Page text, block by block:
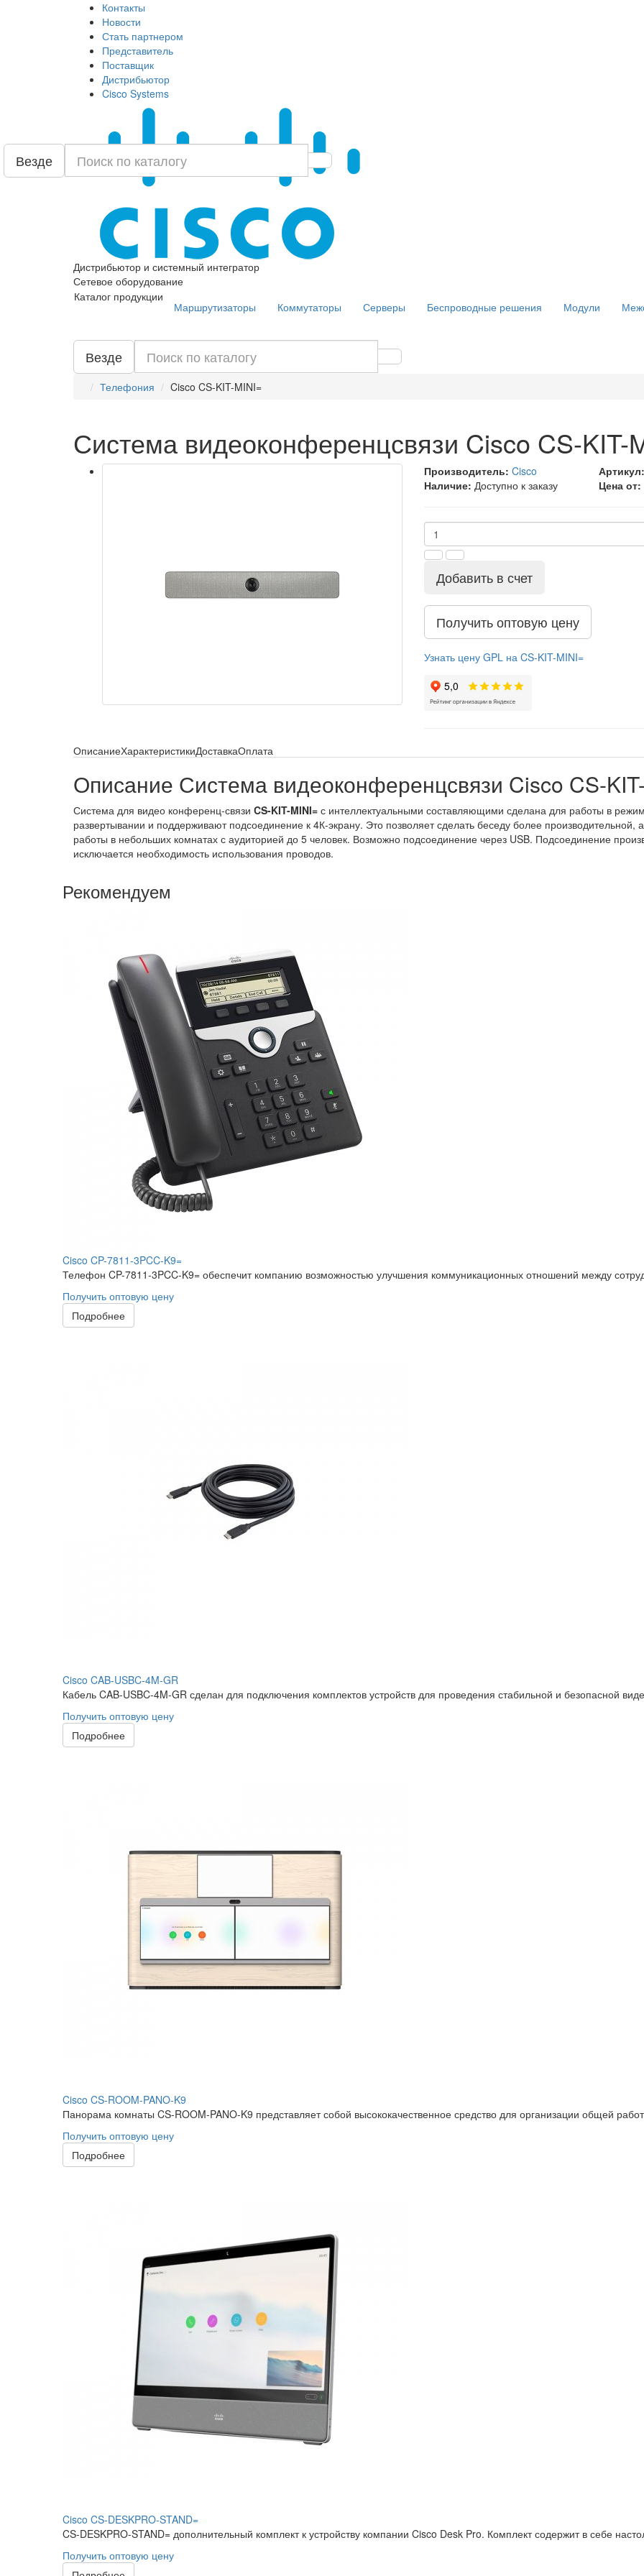
Контакты
Новости
Стать партнером
Представитель
Поставщик
Дистрибьютор
Cisco Systems
Дистрибьютор и системный интегратор
Сетевое оборудование
Везде
Каталог продукции
Маршрутизаторы Коммутаторы Серверы Беспроводные решения Модули
Везде
Телефония Cisco CS-KIT-MINI=
Система видеоконференцсвязи Cisco CS-KIT-
Производитель: Cisco Артикул:
Наличие: Доступно к заказу Цена от:
Добавить в счет
Получить оптовую цену
Узнать цену GPL на CS-KIT-MINI=
ОписаниеХарактеристикиДоставкаОплата
Описание Система видеоконференцсвязи Cisco CS-
Система для видео конференц-связи CS-KIT-MINI= с интеллектуальными составляющими сделана для работы в
развертывании и поддерживают подсоединение к 4К-экрану. Это позволяет сделать беседу более
работы в небольших комнатах с аудиторией до 5 человек. Возможно подсоединение через USB. Подсоединение
исключается необходимость использования проводов.
Рекомендуем
Cisco CP-7811-3PCC-K9=
Телефон CP-7811-3PCC-K9= обеспечит компанию возможностью улучшения коммуникационных отношений между
Получить оптовую цену
Подробнее
Cisco CAB-USBC-4M-GR
Кабель CAB-USBC-4M-GR сделан для подключения комплектов устройств для проведения стабильной и безопасной
Получить оптовую цену
Подробнее
Cisco CS-ROOM-PANO-K9
Панорама комнаты CS-ROOM-PANO-K9 представляет собой высококачественное средство для организации общей
Получить оптовую цену
Подробнее
Cisco CS-DESKPRO-STAND=
CS-DESKPRO-STAND= дополнительный комплект к устройству компании Cisco Desk Pro. Комплект содержит в себе
Получить оптовую цену